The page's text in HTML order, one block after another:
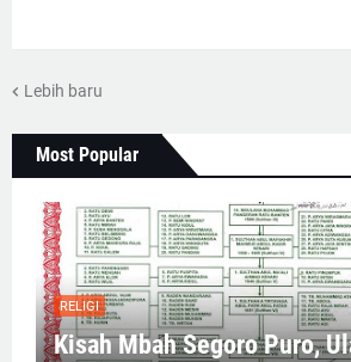
Lebih baru
Most Popular
RELIGI
Kisah Mbah Segoro Puro,